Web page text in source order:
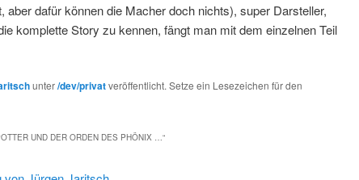
aber dafür können die Macher doch nichts), super Darsteller,
komplette Story zu kennen, fängt man mit dem einzelnen Teil
unter/dev/privatveröffentlicht. Setze ein Lesezeichen für den
UND DER ORDEN DES PHÖNIX …“